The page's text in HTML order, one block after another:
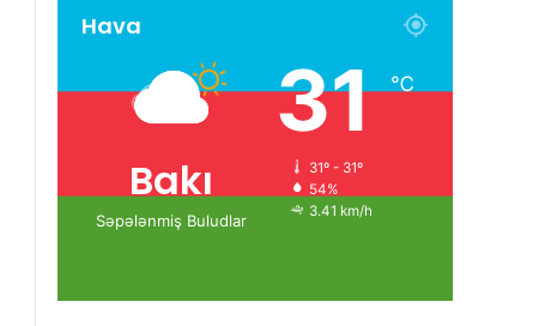
Hava
Bakı
Səpələnmiş Buludlar
31℃
31º - 31º
54%
3.41 km/h